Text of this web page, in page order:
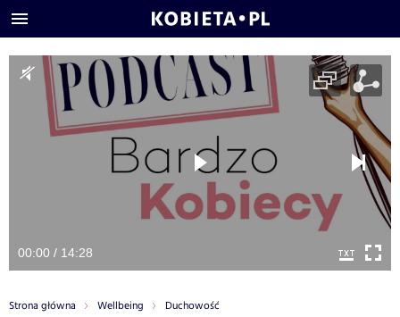
00:00 / 14:28
Strona główna Wellbeing Duchowość